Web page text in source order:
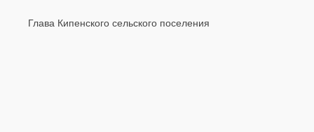
Глава Кипенского сельского